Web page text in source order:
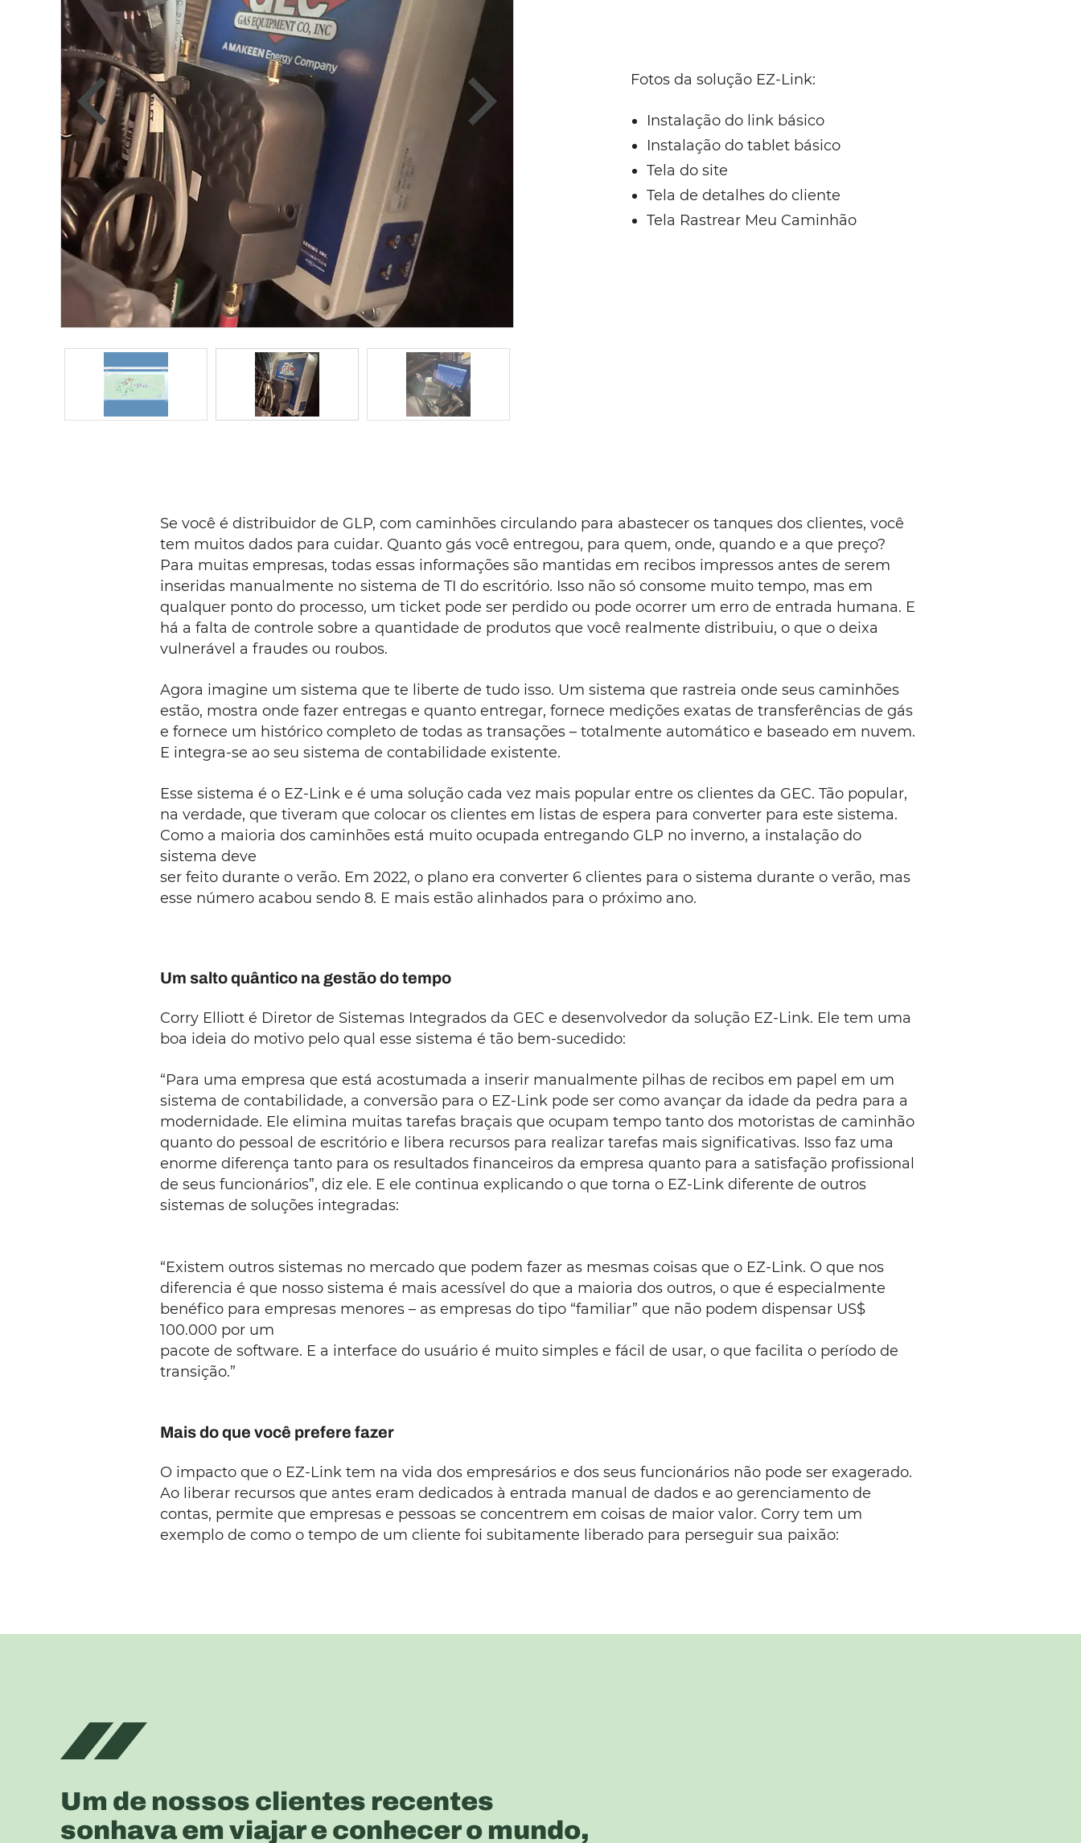
Fotos da solução EZ-Link:
Instalação do link básico
Instalação do tablet básico
Tela do site
Tela de detalhes do cliente
Tela Rastrear Meu Caminhão
Se você é distribuidor de GLP, com caminhões circulando para abastecer os tanques dos clientes, você
tem muitos dados para cuidar. Quanto gás você entregou, para quem, onde, quando e a que preço?
Para muitas empresas, todas essas informações são mantidas em recibos impressos antes de serem
inseridas manualmente no sistema de TI do escritório. Isso não só consome muito tempo, mas em
qualquer ponto do processo, um ticket pode ser perdido ou pode ocorrer um erro de entrada humana. E
há a falta de controle sobre a quantidade de produtos que você realmente distribuiu, o que o deixa
vulnerável a fraudes ou roubos.
Agora imagine um sistema que te liberte de tudo isso. Um sistema que rastreia onde seus caminhões
estão, mostra onde fazer entregas e quanto entregar, fornece medições exatas de transferências de gás
e fornece um histórico completo de todas as transações – totalmente automático e baseado em nuvem.
E integra-se ao seu sistema de contabilidade existente.
Esse sistema é o EZ-Link e é uma solução cada vez mais popular entre os clientes da GEC. Tão popular,
na verdade, que tiveram que colocar os clientes em listas de espera para converter para este sistema.
Como a maioria dos caminhões está muito ocupada entregando GLP no inverno, a instalação do
sistema deve
ser feito durante o verão. Em 2022, o plano era converter 6 clientes para o sistema durante o verão, mas
esse número acabou sendo 8. E mais estão alinhados para o próximo ano.
Um salto quântico na gestão do tempo
Corry Elliott é Diretor de Sistemas Integrados da GEC e desenvolvedor da solução EZ-Link. Ele tem uma
boa ideia do motivo pelo qual esse sistema é tão bem-sucedido:
“Para uma empresa que está acostumada a inserir manualmente pilhas de recibos em papel em um
sistema de contabilidade, a conversão para o EZ-Link pode ser como avançar da idade da pedra para a
modernidade. Ele elimina muitas tarefas braçais que ocupam tempo tanto dos motoristas de caminhão
quanto do pessoal de escritório e libera recursos para realizar tarefas mais significativas. Isso faz uma
enorme diferença tanto para os resultados financeiros da empresa quanto para a satisfação profissional
de seus funcionários”, diz ele. E ele continua explicando o que torna o EZ-Link diferente de outros
sistemas de soluções integradas:
“Existem outros sistemas no mercado que podem fazer as mesmas coisas que o EZ-Link. O que nos
diferencia é que nosso sistema é mais acessível do que a maioria dos outros, o que é especialmente
benéfico para empresas menores – as empresas do tipo “familiar” que não podem dispensar US$
100.000 por um
pacote de software. E a interface do usuário é muito simples e fácil de usar, o que facilita o período de
transição.”
Mais do que você prefere fazer
O impacto que o EZ-Link tem na vida dos empresários e dos seus funcionários não pode ser exagerado.
Ao liberar recursos que antes eram dedicados à entrada manual de dados e ao gerenciamento de
contas, permite que empresas e pessoas se concentrem em coisas de maior valor. Corry tem um
exemplo de como o tempo de um cliente foi subitamente liberado para perseguir sua paixão:
Um de nossos clientes recentes
sonhava em viajar e conhecer o mundo,